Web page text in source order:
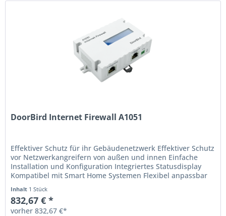
DoorBird Internet Firewall A1051
Effektiver Schutz für ihr Gebäudenetzwerk Effektiver Schutz
vor Netzwerkangreifern von außen und innen Einfache
Installation und Konfiguration Integriertes Statusdisplay
Kompatibel mit Smart Home Systemen Flexibel anpassbar
Inhalt 1 Stück
832,67 € *
vorher 832,67 €*